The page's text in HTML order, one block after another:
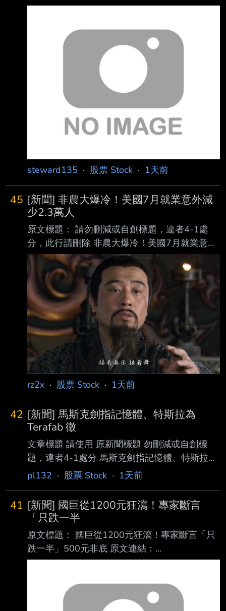
資管機構示警，無
名、網站名) 3. 網址：https://reurl.cc/E2xlzv
內文： 115年08月07日信用交易統計 項目 買進
賣出 現金(券)償還 前日餘額 今日餘額 融資(交易
單位) 350,138 297,106 24,855 8,958,261
8,986,438 融券(交易單位) 20,636 22,629
1,150 19
steward135 · 股票 Stock · 1天前
45 [新聞] 非農大爆冷！美國7月就業意外減
少2.3萬人
原文標題： 請勿刪減或自創標題，違者4-1處
分，此行請刪除 非農大爆冷！美國7月就業意外
減少2.3萬人 美股指數期貨拉升 原文連結： 網
址超過一行，請用縮網址，連結不能點擊者板規
1-2-2 處分。
https://news.cnyes.com/news/id/6565335 發布
時間： 請勿張貼超過3天新聞 2026-08-07
20:40 記者署名： 鉅亨網編譯段智恆 原文內
容： 美國勞工統計局 (BLS) 周五 (7 日) 公布最
新非農就業數據顯示，7 月新增就業人數意 外減
少 2.3 萬人，遠低市
rz2x · 股票 Stock · 1天前
42 [新聞] 馬斯克劍指記憶體、特斯拉為
Terafab 徵
文章標題 請使用 原新聞標題 勿刪減或自創標
題，違者4-1處分 馬斯克劍指記憶體、特斯拉為
Terafab 徵 DRAM 人才 原文標題： 請勿刪減或
結： 網址超過一行，請用縮網址，連結不能點
擊者板規 1-2-2 處分。
https://tinyurl.com/2bx2axum 發布時間： 請勿
張貼超過3天新聞 發布日期 2026 年 08 月 07
日 13:50 記者署名： 作者 MoneyDJ 原文內容：
pl132 · 股票 Stock · 1天前
41 [新聞] 國巨從1200元狂瀉！專家斷言
「只跌一半
原文標題： 國巨從1200元狂瀉！專家斷言「只
跌一半」500元非底 原文連結：
https://www.setn.com/news/1885776 發布時
綜合報導 原文內容： 一名網友日前透露，花
200萬本金，一路滾到400萬後，再貸600萬，